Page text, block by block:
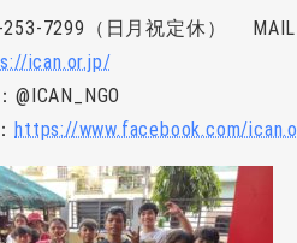
253-7299（日月祝定休） MAIL
ican.or.jp/
@ICAN_NGO
https://www.facebook.com/